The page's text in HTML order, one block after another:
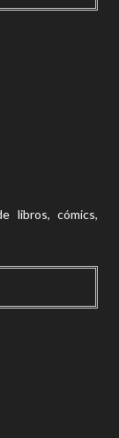
libros, cómics,